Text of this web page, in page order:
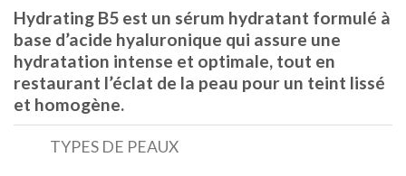
Hydrating B5 est un sérum hydratant formulé à
base d’acide hyaluronique qui assure une
hydratation intense et optimale, tout en
restaurant l’éclat de la peau pour un teint lissé
et homogène.
TYPES DE PEAUX